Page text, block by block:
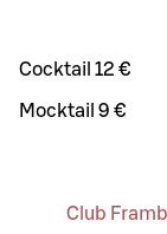
Cocktail 12 €
Mocktail 9 €
Club